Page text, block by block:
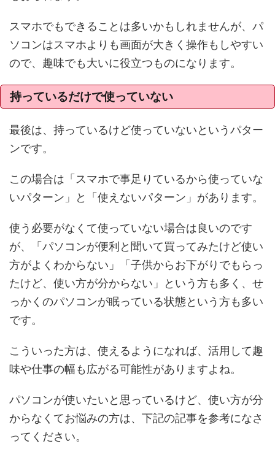
スマホでもできることは多いかもしれませんが、パ
ソコンはスマホよりも画面が大きく操作もしやすい
ので、趣味でも大いに役立つものになります。
持っているだけで使っていない
最後は、持っているけど使っていないというパター
ンです。
この場合は「スマホで事足りているから使っていな
いパターン」と「使えないパターン」があります。
使う必要がなくて使っていない場合は良いのです
が、「パソコンが便利と聞いて買ってみたけど使い
方がよくわからない」「子供からお下がりでもらっ
たけど、使い方が分からない」という方も多く、せ
っかくのパソコンが眠っている状態という方も多い
です。
こういった方は、使えるようになれば、活用して趣
味や仕事の幅も広がる可能性がありますよね。
パソコンが使いたいと思っているけど、使い方が分
からなくてお悩みの方は、下記の記事を参考になさ
ってください。